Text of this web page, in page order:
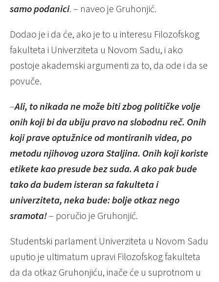
samo podanici. – naveo je Gruhonjić.
Dodao je i da će, ako je to u interesu Filozofskog
fakulteta i Univerziteta u Novom Sadu, i ako
postoje akademski argumenti za to, da ode i da se
povuče.
–Ali, to nikada ne može biti zbog političke volje
onih koji bi da ubiju pravo na slobodnu reč. Onih
koji prave optužnice od montiranih videa, po
metodu njihovog uzora Staljina. Onih koji koriste
etikete kao presude bez suda. A ako pak bude
tako da budem isteran sa fakulteta i
univerziteta, neka bude: bolje otkaz nego
sramota!– poručio je Gruhonjić.
Studentski parlament Univerziteta u Novom Sadu
uputio je ultimatum upravi Filozofskog fakulteta
da da otkaz Gruhonjiću, inače će u suprotnom u